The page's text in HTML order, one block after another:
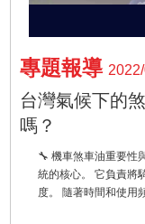
專題報導
台灣氣候下的
嗎？
🔧 機車煞車油重要性
統的核心。 它負責將
度。 隨著時間和使用